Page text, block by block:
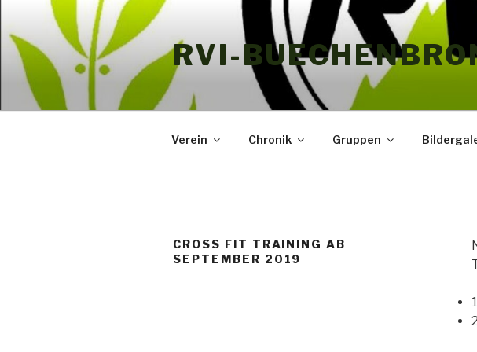
springen
RVI-
Verein Chronik Gruppen
CROSS FIT TRAINING AB
SEPTEMBER 2019